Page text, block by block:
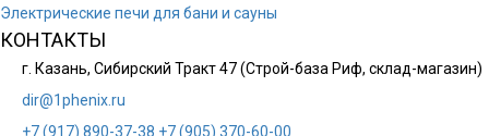
Электрические печи для бани и сауны
КОНТАКТЫ
г. Казань, Сибирский Тракт 47 (Строй-база Риф, склад-магазин)
dir@1phenix.ru
+7 (917) 890-37-38 +7 (905) 370-60-00